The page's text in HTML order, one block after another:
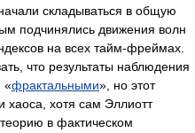
складываться в общую
подчинялись движения волн
на всех тайм-фреймах.
что результаты наблюдения
«фрактальными», но этот
хаоса, хотя сам Эллиотт
в фактическом